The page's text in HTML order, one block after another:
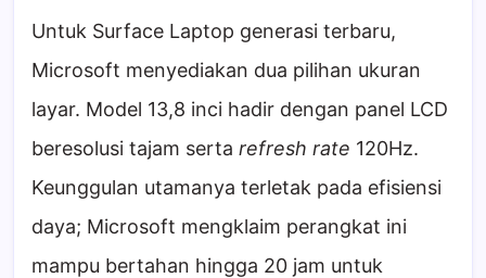
Untuk Surface Laptop generasi terbaru,
Microsoft menyediakan dua pilihan ukuran
layar. Model 13,8 inci hadir dengan panel LCD
beresolusi tajam serta refresh rate 120Hz.
Keunggulan utamanya terletak pada efisiensi
daya; Microsoft mengklaim perangkat ini
mampu bertahan hingga 20 jam untuk